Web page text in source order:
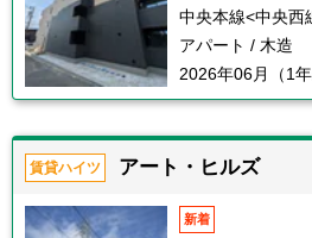
中央本線<中央西
アパート / 木造
2026年06月（1年
賃貸ハイツ アート・ヒルズ
新着